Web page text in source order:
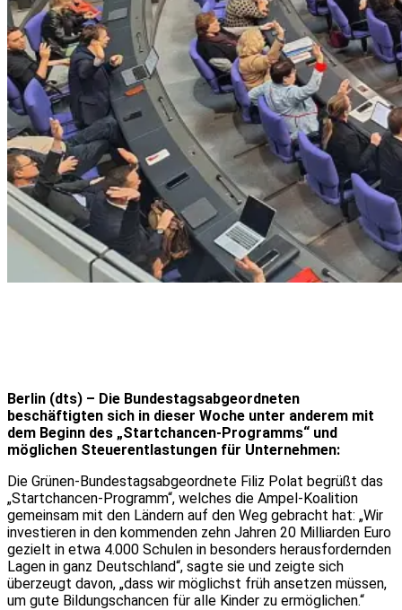
Berlin (dts) – Die Bundestagsabgeordneten
beschäftigten sich in dieser Woche unter anderem mit
dem Beginn des „Startchancen-Programms“ und
möglichen Steuerentlastungen für Unternehmen:
Die Grünen-Bundestagsabgeordnete Filiz Polat begrüßt das
„Startchancen-Programm“, welches die Ampel-Koalition
gemeinsam mit den Ländern auf den Weg gebracht hat: „Wir
investieren in den kommenden zehn Jahren 20 Milliarden Euro
gezielt in etwa 4.000 Schulen in besonders herausfordernden
Lagen in ganz Deutschland“, sagte sie und zeigte sich
überzeugt davon, „dass wir möglichst früh ansetzen müssen,
um gute Bildungschancen für alle Kinder zu ermöglichen.“